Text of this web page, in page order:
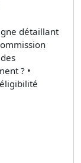
détaillant
? •